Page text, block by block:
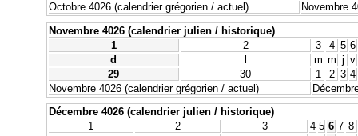
Octobre 4026 (calendrier grégorien / actuel)
Novembre
Novembre 4026 (calendrier julien / historique)
1
2 3 4 5 6
d
l m m j v
29
30 1 2 3 4
Novembre 4026 (calendrier grégorien / actuel)
Décembre 4026 (calendrier julien / historique)
1
2 3 4 5 6 7 8